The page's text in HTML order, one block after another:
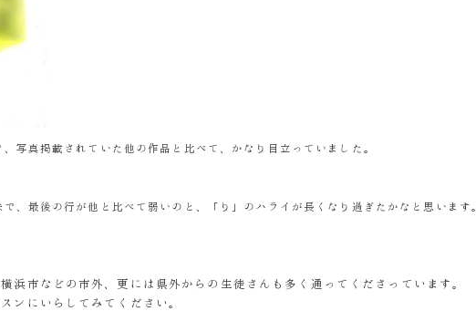
写真掲載されていた他の作品と比べて、かなり目立っていました。
、最後の行が他と比べて弱いのと、「り」のハライが長くなり過ぎたかなと思います
浜市などの市外、更には県外からの生徒さんも多く通ってくださっています。
ンにいらしてみてください。